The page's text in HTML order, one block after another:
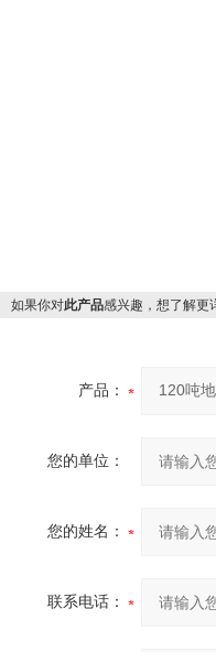
如果你对此产品感兴趣，想了解更
产品：
您的单位：
您的姓名：
联系电话：